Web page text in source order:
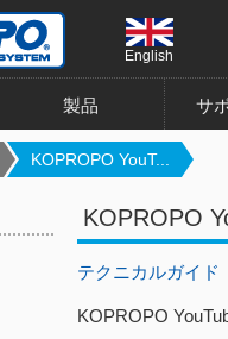
English
製品 サ
KOPROPO YouT...
KOPROPO
テクニカルガイド
KOPROPO